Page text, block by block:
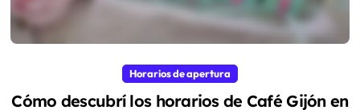
Horarios de apertura
Cómo descubrí los horarios de Café Gijón en